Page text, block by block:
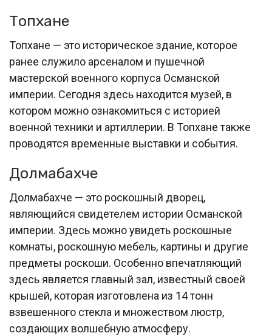
Топхане
Топхане — это историческое здание, которое
ранее служило арсеналом и пушечной
мастерской военного корпуса Османской
империи. Сегодня здесь находится музей, в
котором можно ознакомиться с историей
военной техники и артиллерии. В Топхане также
проводятся временные выставки и события.
Долмабахче
Долмабахче — это роскошный дворец,
являющийся свидетелем истории Османской
империи. Здесь можно увидеть роскошные
комнаты, роскошную мебель, картины и другие
предметы роскоши. Особенно впечатляющий
здесь является главный зал, известный своей
крышей, которая изготовлена из 14 тонн
взвешенного стекла и множеством люстр,
создающих волшебную атмосферу.